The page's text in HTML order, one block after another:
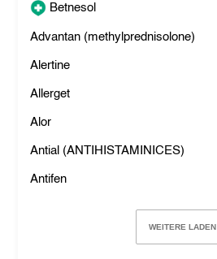
Betnesol
Advantan (methylprednisolone)
Alertine
Allerget
Alor
Antial (ANTIHISTAMINICES)
Antifen
WEITERE LADEN